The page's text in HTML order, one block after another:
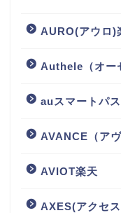
AURO(アウロ)
Authele（オー
auスマートパ
AVANCE（ア
AVIOT楽天
AXES(アクセ